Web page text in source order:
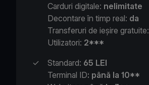
Carduri digitale: nelimitate
Decontare în timp real: da
Transferuri de ieșire gratuite:
Utilizatori: 2***
✓
Standard: 65 LEI
Terminal ID: până la 10**